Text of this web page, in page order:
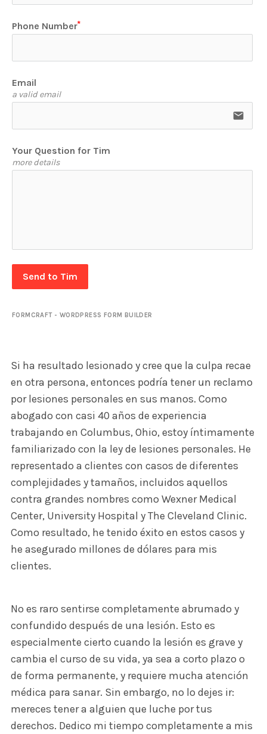
Phone Number
Email
a valid email
email
Your Question for Tim
more details
Send to Tim
FORMCRAFT - WORDPRESS FORM BUILDER
Si ha resultado lesionado y cree que la culpa recae
en otra persona, entonces podría tener un reclamo
por lesiones personales en sus manos. Como
abogado con casi 40 años de experiencia
trabajando en Columbus, Ohio, estoy íntimamente
familiarizado con la ley de lesiones personales. He
representado a clientes con casos de diferentes
complejidades y tamaños, incluidos aquellos
contra grandes nombres como Wexner Medical
Center, University Hospital y The Cleveland Clinic.
Como resultado, he tenido éxito en estos casos y
he asegurado millones de dólares para mis
clientes.
No es raro sentirse completamente abrumado y
confundido después de una lesión. Esto es
especialmente cierto cuando la lesión es grave y
cambia el curso de su vida, ya sea a corto plazo o
de forma permanente, y requiere mucha atención
médica para sanar. Sin embargo, no lo dejes ir:
mereces tener a alguien que luche por tus
derechos. Dedico mi tiempo completamente a mis